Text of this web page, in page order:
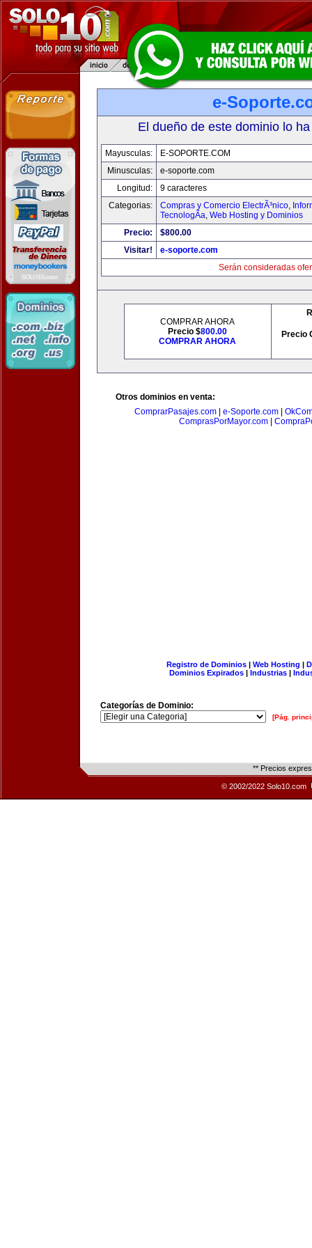
e-
El dueño de este dominio lo
Mayusculas:
E-SOPORTE.COM
Minusculas:
e-soporte.com
Longitud:
9 caracteres
Categorias:
Compras y Comercio ElectrÃ³nico,
TecnologÃ­a, Web Hosting y Dominios
Precio:
$800.00
Visitar!
e-soporte.com
Serán consideradas
COMPRAR AHORA
Precio $800.00
COMPRAR AHORA
Precio
Otros dominios en venta:
ComprarPasajes.com
e-Soporte.com
ComprasPorMayor.com|
Registro de Dominios| Web Hosting |
Dominios Expirados | Industrias |
Categorías de Dominio:
[Pág.
** Precios
© 2002/2022 Solo10.com